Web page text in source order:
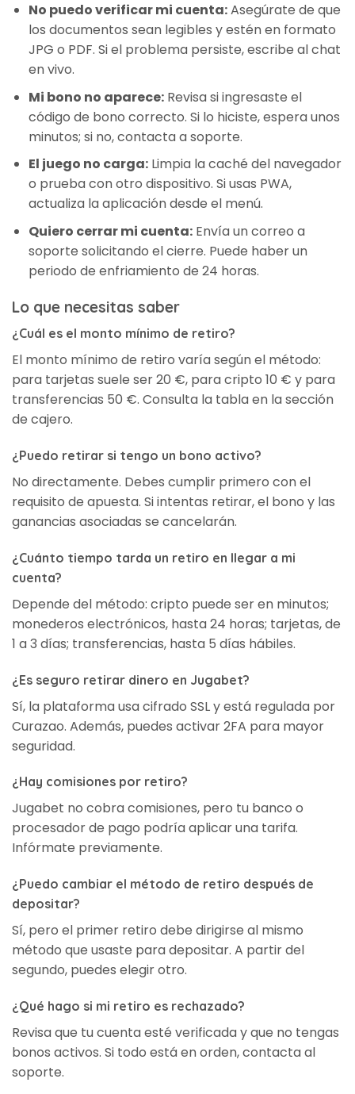
No puedo verificar mi cuenta:Asegúrate de que
los documentos sean legibles y estén en formato
JPG o PDF. Si el problema persiste, escribe al chat
en vivo.
Mi bono no aparece:Revisa si ingresaste el
código de bono correcto. Si lo hiciste, espera unos
minutos; si no, contacta a soporte.
El juego no carga:Limpia la caché del navegador
o prueba con otro dispositivo. Si usas PWA,
actualiza la aplicación desde el menú.
Quiero cerrar mi cuenta:Envía un correo a
soporte solicitando el cierre. Puede haber un
periodo de enfriamiento de 24 horas.
Lo que necesitas saber
¿Cuál es el monto mínimo de retiro?
El monto mínimo de retiro varía según el método:
para tarjetas suele ser 20 €, para cripto 10 € y para
transferencias 50 €. Consulta la tabla en la sección
de cajero.
¿Puedo retirar si tengo un bono activo?
No directamente. Debes cumplir primero con el
requisito de apuesta. Si intentas retirar, el bono y las
ganancias asociadas se cancelarán.
¿Cuánto tiempo tarda un retiro en llegar a mi
cuenta?
Depende del método: cripto puede ser en minutos;
monederos electrónicos, hasta 24 horas; tarjetas, de
1 a 3 días; transferencias, hasta 5 días hábiles.
¿Es seguro retirar dinero en Jugabet?
Sí, la plataforma usa cifrado SSL y está regulada por
Curazao. Además, puedes activar 2FA para mayor
seguridad.
¿Hay comisiones por retiro?
Jugabet no cobra comisiones, pero tu banco o
procesador de pago podría aplicar una tarifa.
Infórmate previamente.
¿Puedo cambiar el método de retiro después de
depositar?
Sí, pero el primer retiro debe dirigirse al mismo
método que usaste para depositar. A partir del
segundo, puedes elegir otro.
¿Qué hago si mi retiro es rechazado?
Revisa que tu cuenta esté verificada y que no tengas
bonos activos. Si todo está en orden, contacta al
soporte.